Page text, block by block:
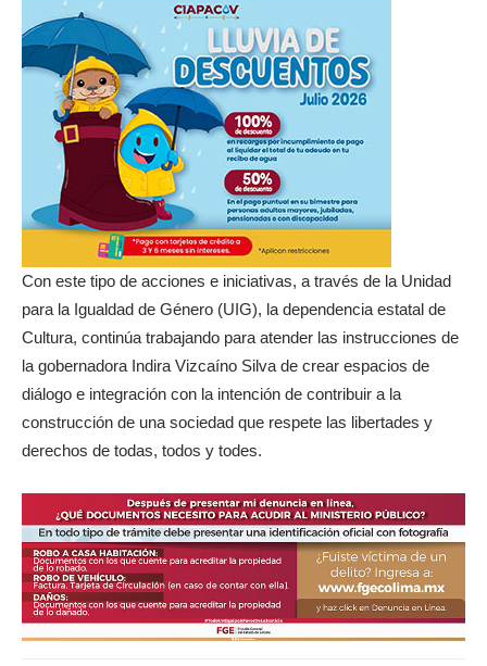
Con este tipo de acciones e iniciativas, a través de la Unidad
para la Igualdad de Género (UIG), la dependencia estatal de
Cultura, continúa trabajando para atender las instrucciones de
la gobernadora Indira Vizcaíno Silva de crear espacios de
diálogo e integración con la intención de contribuir a la
construcción de una sociedad que respete las libertades y
derechos de todas, todos y todes.